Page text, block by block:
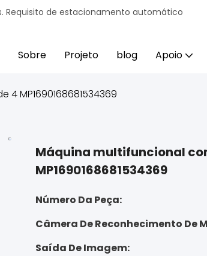
Requisito de estacionamento automático
Sobre Projeto blog Apoio
MP1690168681534369
Máquina multifuncional
MP1690168681534369
Número Da Peça:
Câmera De Reconhecimento De
Saída De Imagem: